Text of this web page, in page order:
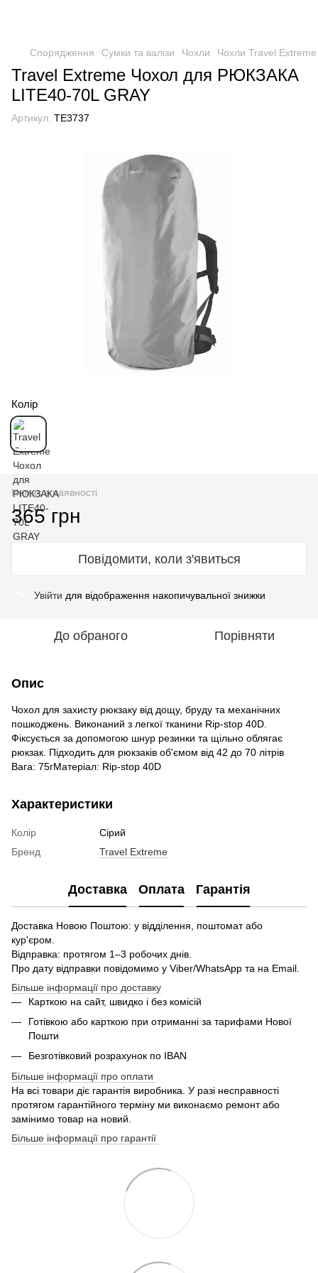
Спорядження Сумки та валізи Чохли Чохли Travel Extreme
Travel Extreme Чохол для РЮКЗАКА
LITE40-70L GRAY
Артикул: TE3737
Колір
Немає в наявності
365 грн
Повідомити, коли з'явиться
Увійти для відображення накопичувальної знижки
До обраного Порівняти
Опис
Чохол для захисту рюкзаку від дощу, бруду та механічних
пошкоджень. Виконаний з легкої тканини Rip-stop 40D.
Фіксується за допомогою шнур резинки та щільно облягає
рюкзак. Підходить для рюкзаків об'ємом від 42 до 70 літрів
Вага: 75гМатеріал: Rip-stop 40D
Характеристики
Колір
Сірий
Бренд
Travel Extreme
Доставка Оплата Гарантія
Доставка Новою Поштою: у відділення, поштомат або
кур'єром.
Відправка: протягом 1–3 робочих днів.
Про дату відправки повідомимо у Viber/WhatsApp та на Email.
Більше інформації про доставку
Карткою на сайт, швидко і без комісій
Готівкою або карткою при отриманні за тарифами Нової
Пошти
Безготівковий розрахунок по IBAN
Більше інформації про оплати
На всі товари діє гарантія виробника. У разі несправності
протягом гарантійного терміну ми виконаємо ремонт або
замінимо товар на новий.
Більше інформації про гарантії